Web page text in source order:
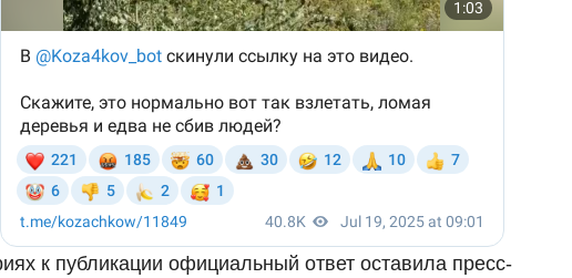
к публикации официальный ответ оставила пресс-